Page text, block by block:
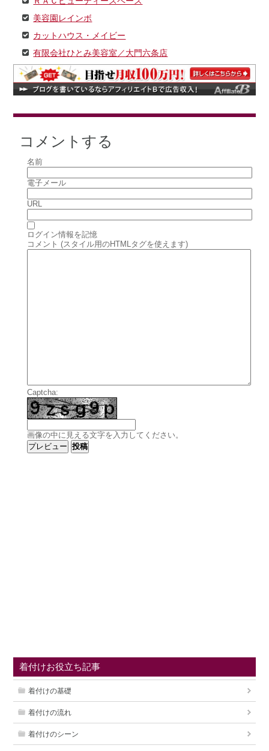
美容園レインボ
カットハウス・メイビー
有限会社ひとみ美容室／大門六条店
コメントする
名前
電子メール
URL
ログイン情報を記憶
コメント (スタイル用のHTMLタグを使えます)
Captcha:
画像の中に見える文字を入力してください。
着付けお役立ち記事
着付けの基礎
着付けの流れ
着付けのシーン